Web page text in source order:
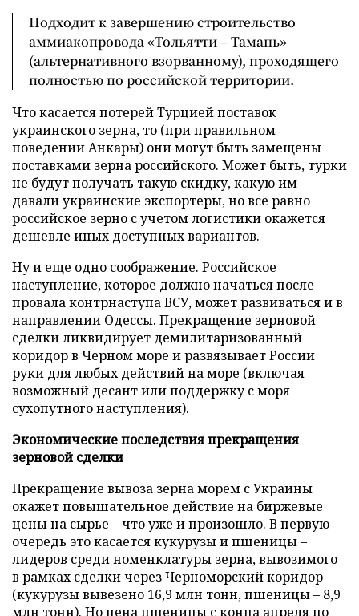
Подходит к завершению строительство
аммиакопровода «Тольятти – Тамань»
(альтернативного взорванному), проходящего
полностью по российской территории.
Что касается потерей Турцией поставок
украинского зерна, то (при правильном
поведении Анкары) они могут быть замещены
поставками зерна российского. Может быть, турки
не будут получать такую скидку, какую им
давали украинские экспортеры, но все равно
российское зерно с учетом логистики окажется
дешевле иных доступных вариантов.
Ну и еще одно соображение. Российское
наступление, которое должно начаться после
провала контрнаступа ВСУ, может развиваться и в
направлении Одессы. Прекращение зерновой
сделки ликвидирует демилитаризованный
коридор в Черном море и развязывает России
руки для любых действий на море (включая
возможный десант или поддержку с моря
сухопутного наступления).
Экономические последствия прекращения
зерновой сделки
Прекращение вывоза зерна морем с Украины
окажет повышательное действие на биржевые
цены на сырье – что уже и произошло. В первую
очередь это касается кукурузы и пшеницы –
лидеров среди номенклатуры зерна, вывозимого
в рамках сделки через Черноморский коридор
(кукурузы вывезено 16,9 млн тонн, пшеницы – 8,9
млн тонн). Но цена пшеницы с конца апреля по